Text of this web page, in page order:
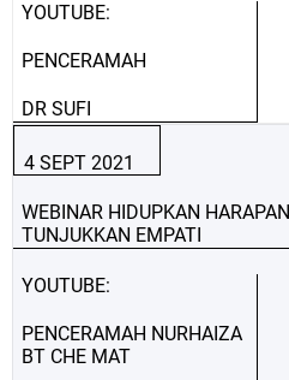
YOUTUBE:
PENCERAMAH
DR SUFI
4 SEPT 2021
WEBINAR HIDUPKAN HARAPAN
TUNJUKKAN EMPATI
YOUTUBE:
PENCERAMAH NURHAIZA
BT CHE MAT